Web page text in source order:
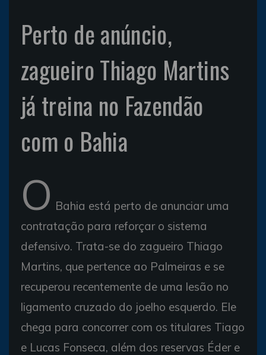
Perto de anúncio,
zagueiro Thiago Martins
já treina no Fazendão
com o Bahia
O Bahia está perto de anunciar uma
contratação para reforçar o sistema
defensivo. Trata-se do zagueiro Thiago
Martins, que pertence ao Palmeiras e se
recuperou recentemente de uma lesão no
ligamento cruzado do joelho esquerdo. Ele
chega para concorrer com os titulares Tiago
e Lucas Fonseca, além dos reservas Éder e